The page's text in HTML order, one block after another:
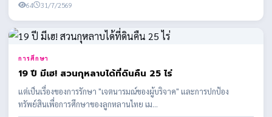
64 31/7/2569
การศึกษา
19 ปี มีเฮ! สวนกุหลาบได้ที่ดินคืน 25 ไร่
แต่เป็นเรื่องของการรักษา "เจตนารมณ์ของผู้บริจาค" และการปกป้อง
ทรัพย์สินเพื่อการศึกษาของลูกหลานไทย เม...